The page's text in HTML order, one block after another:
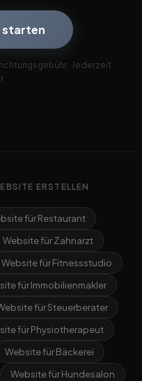
starten
· Jederzeit
ERSTELLEN
für Restaurant
Website für Zahnarzt
Website für Fitnessstudio
für Immobilienmakler
für Steuerberater
für Physiotherapeut
Website für Bäckerei
Website für Hundesalon